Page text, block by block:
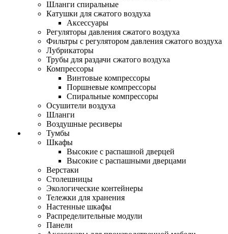
Шланги спиральные
Катушки для сжатого воздуха
Аксессуары
Регуляторы давления сжатого воздуха
Фильтры с регулятором давления сжатого воздуха
Лубрикаторы
Трубы для раздачи сжатого воздуха
Компрессоры
Винтовые компрессоры
Поршневые компрессоры
Спиральные компрессоры
Осушители воздуха
Шланги
Воздушные ресиверы
Тумбы
Шкафы
Высокие с распашной дверцей
Высокие с распашными дверцами
Верстаки
Столешницы
Экологические контейнеры
Тележки для хранения
Настенные шкафы
Распределительные модули
Панели